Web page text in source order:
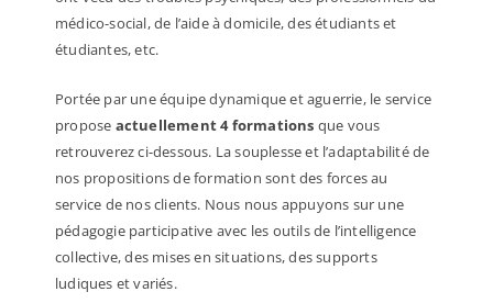
médico-social, de l’aide à domicile, des étudiants et
étudiantes, etc.
Portée par une équipe dynamique et aguerrie, le service
propose actuellement 4 formations que vous
retrouverez ci-dessous. La souplesse et l’adaptabilité de
nos propositions de formation sont des forces au
service de nos clients. Nous nous appuyons sur une
pédagogie participative avec les outils de l’intelligence
collective, des mises en situations, des supports
ludiques et variés.